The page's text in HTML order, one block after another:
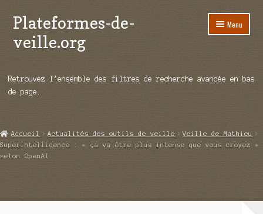
Aller
à
la
Aller
au
contenu
Plateformes-de-
veille.org
Menu
Répertoire d’ouitils
Démos vidéos
Ouvrir
Qui sommes-nous ?
Retrouvez l’ensemble des filtres de recherche avancée en bas
de page.
Accueil Actualités des outils de veille
Veille de Mathieu
Superintelligence : « ça va être plus intense que vous croyez »
selon OpenAI